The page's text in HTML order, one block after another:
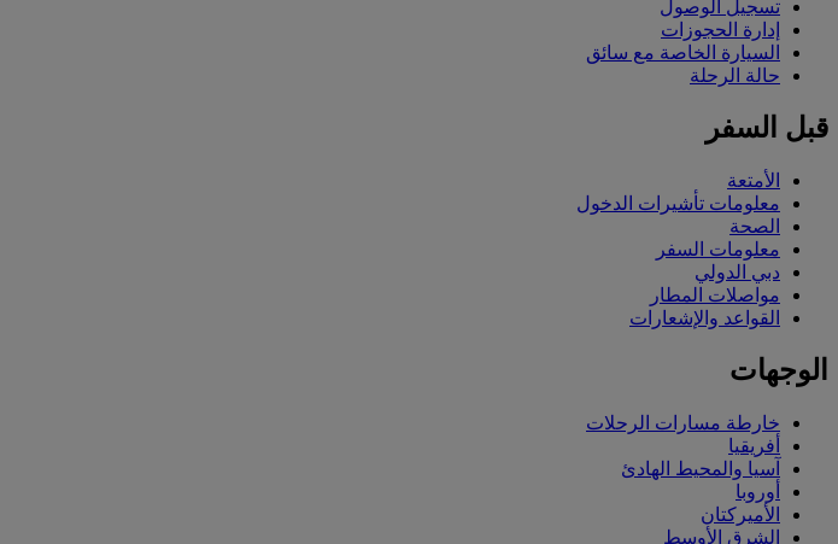
تسجيل الوصول
إدارة الحجوزات
السيارة الخاصة مع سائق
حالة الرحلة
قبل السفر
الأمتعة
معلومات تأشيرات الدخول
الصحة
معلومات السفر
دبي الدولي
مواصلات المطار
القواعد والإشعارات
الوجهات
خارطة مسارات الرحلات
أفريقيا
آسيا والمحيط الهادئ
أوروبا
الأميركتان
الشرق الأوسط